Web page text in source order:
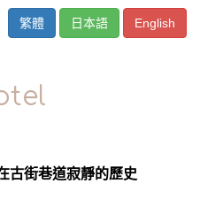
繁體 日本語 English
古街巷道寂靜的歷史